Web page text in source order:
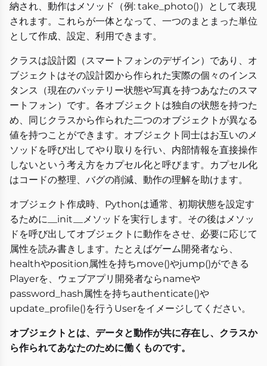
納され、動作はメソッド（例: take_photo()）として表現
されます。これらが一体となって、一つのまとまった単位
として作成、設定、利用できます。
クラスは設計図（スマートフォンのデザイン）であり、オ
ブジェクトはその設計図から作られた実際の個々のインス
タンス（現在のバッテリー状態や写真を持つあなたのスマ
ートフォン）です。各オブジェクトは独自の状態を持つた
め、同じクラスから作られた二つのオブジェクトが異なる
値を持つことができます。オブジェクト同士はお互いのメ
ソッドを呼び出してやり取りを行い、内部情報を直接操作
しないという考え方をカプセル化と呼びます。カプセル化
はコードの整理、バグの削減、動作の理解を助けます。
オブジェクト作成時、Pythonは通常、初期状態を設定す
るために__init__メソッドを実行します。その後はメソッ
ドを呼び出してオブジェクトに動作をさせ、必要に応じて
属性を読み書きします。たとえばゲーム開発者なら、
healthやposition属性を持ちmove()やjump()ができる
Playerを、ウェブアプリ開発者ならnameや
password_hash属性を持ちauthenticate()や
update_profile()を行うUserをイメージしてください。
オブジェクトとは、データと動作が共に存在し、クラスか
ら作られてあなたのために働くものです。